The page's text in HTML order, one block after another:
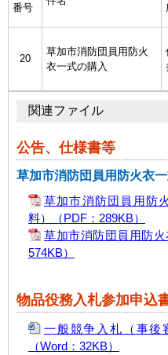
番号
20
草加市消防団員用防火
衣一式の購入
関連ファイル
公告、仕様書等
草加市消防団員用防火衣
草加市消防団員用防
料）
（PDF：289KB）
草加市消防団員用防
574KB）
物品役務入札参加申込
一般競争入札（事後
（Word：32KB）